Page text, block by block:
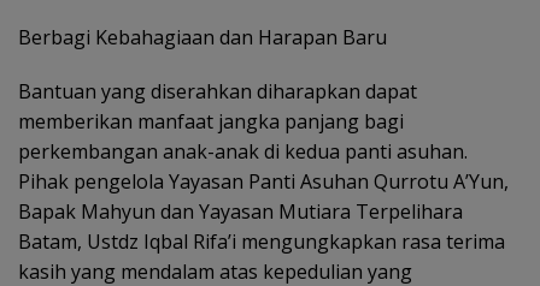
Berbagi Kebahagiaan dan Harapan Baru
Bantuan yang diserahkan diharapkan dapat
memberikan manfaat jangka panjang bagi
perkembangan anak-anak di kedua panti asuhan.
Pihak pengelola Yayasan Panti Asuhan Qurrotu A’Yun,
Bapak Mahyun dan Yayasan Mutiara Terpelihara
Batam, Ustdz Iqbal Rifa’i mengungkapkan rasa terima
kasih yang mendalam atas kepedulian yang